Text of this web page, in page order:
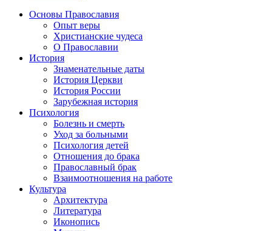
Основы Православия
Опыт веры
Христианские чудеса
О Православии
История
Знаменательные даты
История Церкви
История России
Зарубежная история
Психология
Болезнь и смерть
Уход за больными
Психология детей
Отношения до брака
Православный брак
Взаимоотношения на работе
Культура
Архитектура
Литература
Иконопись